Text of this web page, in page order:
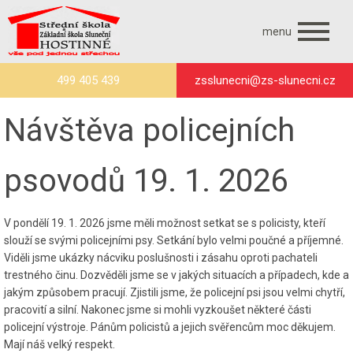
menu
499 405 439 zsslunecni@zs-slunecni.cz
Návštěva policejních
psovodů 19. 1. 2026
V pondělí 19. 1. 2026 jsme měli možnost setkat se s policisty, kteří
slouží se svými policejními psy. Setkání bylo velmi poučné a příjemné.
Viděli jsme ukázky nácviku poslušnosti i zásahu oproti pachateli
trestného činu. Dozvěděli jsme se v jakých situacích a případech, kde a
jakým způsobem pracují. Zjistili jsme, že policejní psi jsou velmi chytří,
pracovití a silní. Nakonec jsme si mohli vyzkoušet některé části
policejní výstroje. Pánům policistů a jejich svěřencům moc děkujem.
Mají náš velký respekt.